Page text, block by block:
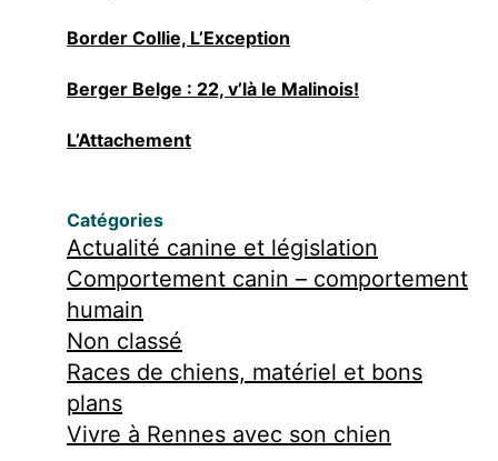
Border Collie, L’Exception
Berger Belge : 22, v’là le Malinois!
L’Attachement
Catégories
Actualité canine et législation
Comportement canin – comportement
humain
Non classé
Races de chiens, matériel et bons
plans
Vivre à Rennes avec son chien